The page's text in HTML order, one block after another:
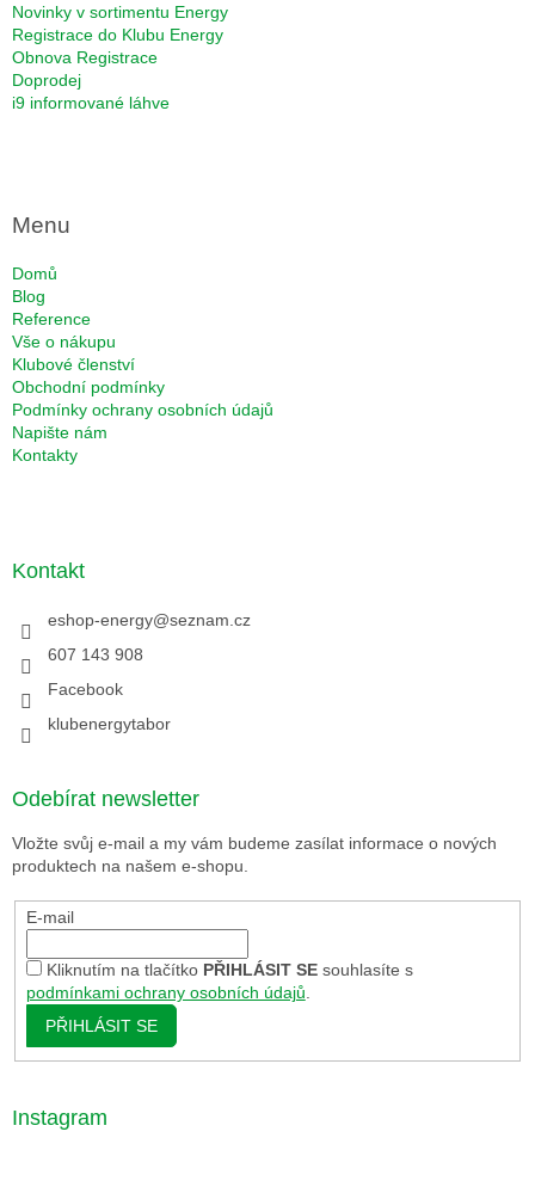
Novinky v sortimentu Energy
Registrace do Klubu Energy
Obnova Registrace
Doprodej
i9 informované láhve
Menu
Domů
Blog
Reference
Vše o nákupu
Klubové členství
Obchodní podmínky
Podmínky ochrany osobních údajů
Napište nám
Kontakty
Kontakt
eshop-energy@seznam.cz
607 143 908
Facebook
klubenergytabor
Odebírat newsletter
Vložte svůj e-mail a my vám budeme zasílat informace o nových
produktech na našem e-shopu.
E-mail
Kliknutím na tlačítko PŘIHLÁSIT SEsouhlasíte s
podmínkami ochrany osobních údajů.
PŘIHLÁSIT SE
Instagram